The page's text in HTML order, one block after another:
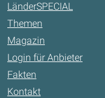
LänderSPECIAL
Themen
Magazin
Login für Anbieter
Fakten
Kontakt